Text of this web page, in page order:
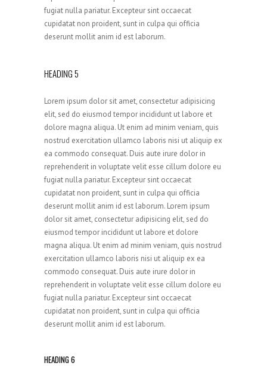
fugiat nulla pariatur. Excepteur sint occaecat
cupidatat non proident, sunt in culpa qui officia
deserunt mollit anim id est laborum.
HEADING 5
Lorem ipsum dolor sit amet, consectetur adipisicing
elit, sed do eiusmod tempor incididunt ut labore et
dolore magna aliqua. Ut enim ad minim veniam, quis
nostrud exercitation ullamco laboris nisi ut aliquip ex
ea commodo consequat. Duis aute irure dolor in
reprehenderit in voluptate velit esse cillum dolore eu
fugiat nulla pariatur. Excepteur sint occaecat
cupidatat non proident, sunt in culpa qui officia
deserunt mollit anim id est laborum. Lorem ipsum
dolor sit amet, consectetur adipisicing elit, sed do
eiusmod tempor incididunt ut labore et dolore
magna aliqua. Ut enim ad minim veniam, quis nostrud
exercitation ullamco laboris nisi ut aliquip ex ea
commodo consequat. Duis aute irure dolor in
reprehenderit in voluptate velit esse cillum dolore eu
fugiat nulla pariatur. Excepteur sint occaecat
cupidatat non proident, sunt in culpa qui officia
deserunt mollit anim id est laborum.
HEADING 6